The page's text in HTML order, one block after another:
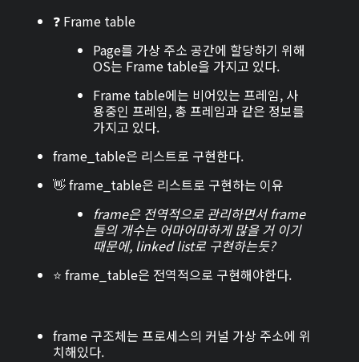
❓ Frame table
Page를 가상 주소 공간에 할당하기 위해
OS는 Frame table을 가지고 있다.
Frame table에는 비어있는 프레임, 사
용중인 프레임, 총 프레임과 같은 정보를
가지고 있다.
frame_table은 리스트로 구현한다.
👋 frame_table은 리스트로 구현하는 이유
frame은 전역적으로 관리하면서 frame
들의 개수는 어마어마하게 많을 거 이기
때문에, linked list로 구현하는듯?
⭐ frame_table은 전역적으로 구현해야한다.
frame 구조체는 프로세스의 커널 가상 주소에 위
치해있다.